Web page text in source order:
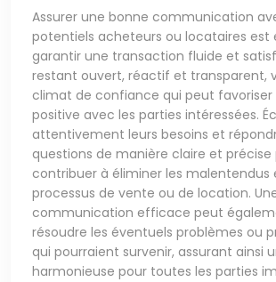
Assurer une bonne communication
potentiels acheteurs ou locataires est
garantir une transaction fluide et
restant ouvert, réactif et transparent,
climat de confiance qui peut favoriser
positive avec les parties intéressées.
attentivement leurs besoins et
questions de manière claire et précise
contribuer à éliminer les malentendus
processus de vente ou de location.
communication efficace peut
résoudre les éventuels problèmes ou
qui pourraient survenir, assurant ainsi
harmonieuse pour toutes les parties